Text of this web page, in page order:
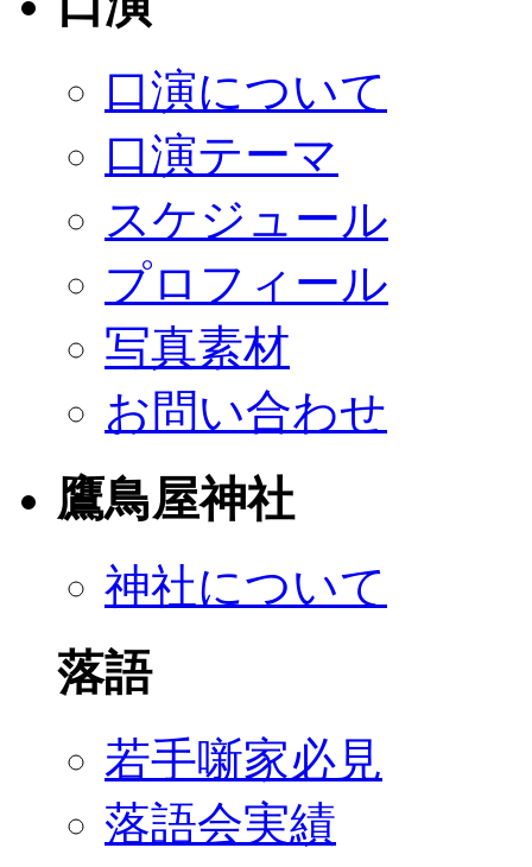
口演について
口演テーマ
スケジュール
プロフィール
写真素材
お問い合わせ
鷹鳥屋神社
神社について
落語
若手噺家必見
落語会実績